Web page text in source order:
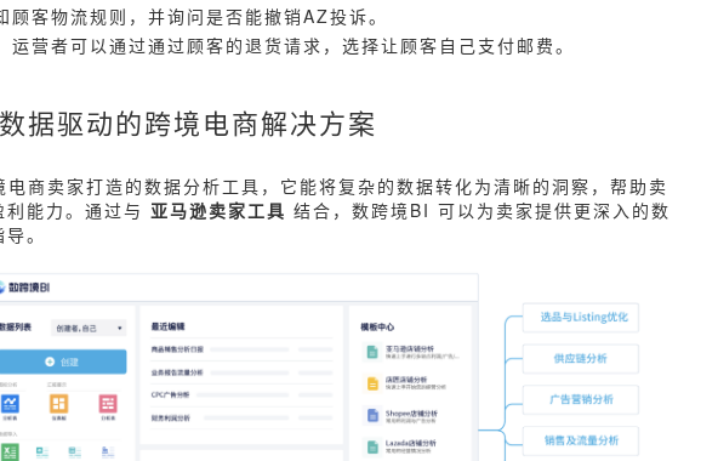
顾客物流规则，并询问是否能撤销AZ投诉。
运营者可以通过通过顾客的退货请求，选择让顾客自己支付邮费。
据驱动的跨境电商解决方案
电商卖家打造的数据分析工具，它能将复杂的数据转化为清晰的洞察，帮助卖
能力。通过与 亚马逊卖家工具 结合，数跨境BI 可以为卖家提供更深入的数
。